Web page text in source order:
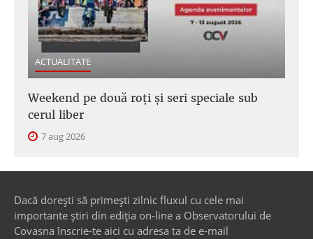
ACTUALITATE
Weekend pe două roți și seri speciale sub
cerul liber
7 aug 2026
Dacă dorești să primești zilnic fluxul cu cele mai
importante știri din ediția on-line a Observatorului de
Covasna înscrie-te aici cu adresa ta de e-mail